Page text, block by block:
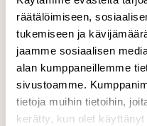
räätälöimiseen,
tukemiseen ja
jaamme sosiaalisen
alan kumppaneillemme
sivustoamme.
tietoja muihin tietoihin,
kerätty, kun olet käyttänyt
Puissa ei ole vielä
juoksee vielä.
koivun kylkeen ja
orava